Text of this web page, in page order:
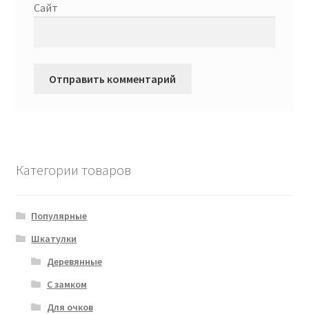
Сайт
Категории товаров
Популярные
Шкатулки
Деревянные
С замком
Для очков